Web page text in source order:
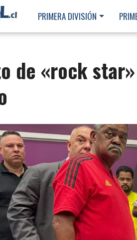
PRIMERA DIVISIÓN
de «rock